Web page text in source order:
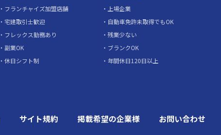
フランチャイズ加盟店舗
上場企業
宅建取引士歓迎
自動車免許未取得でもOK
フレックス勤務あり
残業少ない
副業OK
ブランクOK
休日シフト制
年間休日120日以上
サイト規約 掲載希望の企業様 お問い合わせ